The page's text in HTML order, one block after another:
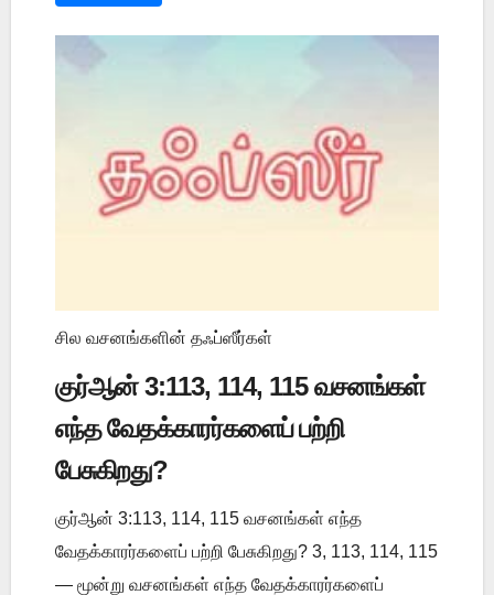
சில வசனங்களின் தஃப்ஸீர்கள்
குர்ஆன் 3:113, 114, 115 வசனங்கள்
எந்த வேதக்காரர்களைப் பற்றி
பேசுகிறது?
குர்ஆன் 3:113, 114, 115 வசனங்கள் எந்த
வேதக்காரர்களைப் பற்றி பேசுகிறது? 3, 113, 114, 115
— மூன்று வசனங்கள் எந்த வேதக்காரர்களைப்